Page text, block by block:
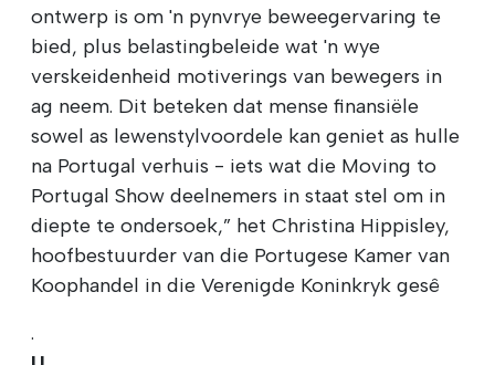
ontwerp is om 'n pynvrye beweegervaring te
bied, plus belastingbeleide wat 'n wye
verskeidenheid motiverings van bewegers in
ag neem. Dit beteken dat mense finansiële
sowel as lewenstylvoordele kan geniet as hulle
na Portugal verhuis - iets wat die Moving to
Portugal Show deelnemers in staat stel om in
diepte te ondersoek,” het Christina Hippisley,
hoofbestuurder van die Portugese Kamer van
Koophandel in die Verenigde Koninkryk gesê
.